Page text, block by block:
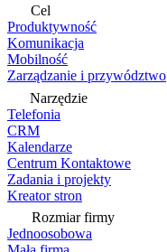
Cel
Produktywność
Komunikacja
Mobilność
Zarządzanie i przywództwo
Narzędzie
Telefonia
CRM
Kalendarze
Centrum Kontaktowe
Zadania i projekty
Kreator stron
Rozmiar firmy
Jednoosobowa